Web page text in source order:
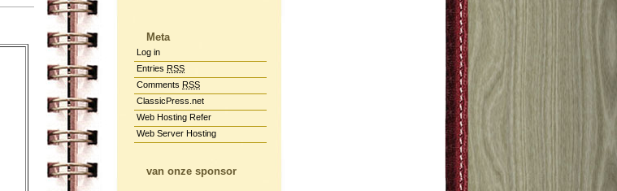
Meta
Log in
Entries RSS
Comments RSS
ClassicPress.net
Web Hosting Refer
Web Server Hosting
van onze sponsor